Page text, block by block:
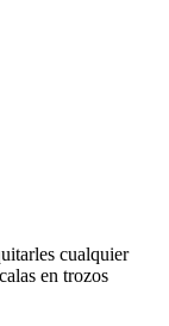
cualquier
en trozos